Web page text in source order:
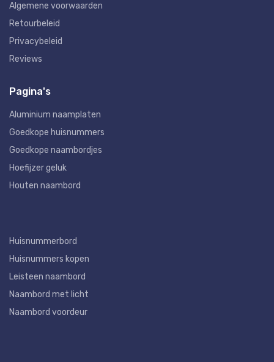
Algemene voorwaarden
Retourbeleid
Privacybeleid
Reviews
Pagina's
Aluminium naamplaten
Goedkope huisnummers
Goedkope naambordjes
Hoefijzer geluk
Houten naambord
Huisnummerbord
Huisnummers kopen
Leisteen naambord
Naambord met licht
Naambord voordeur